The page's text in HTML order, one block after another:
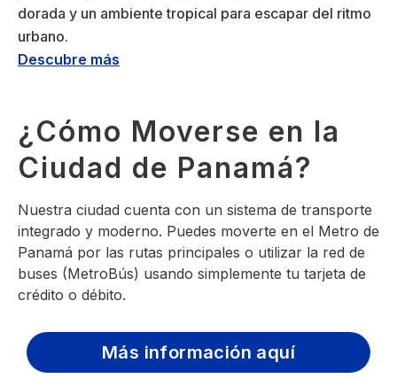
dorada y un ambiente tropical para escapar del ritmo
urbano.
Descubre más
¿Cómo Moverse en la
Ciudad de Panamá?
Nuestra ciudad cuenta con un sistema de transporte
integrado y moderno. Puedes moverte en el Metro de
Panamá por las rutas principales o utilizar la red de
buses (MetroBús) usando simplemente tu tarjeta de
crédito o débito.
Más información aquí